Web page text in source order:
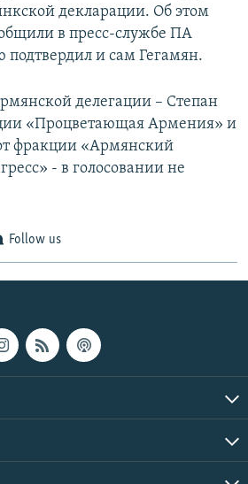
декларации. Об этом
в пресс-службе ПА
и сам Гегамян.
делегации – Степан
«Процветающая Армения» и
фракции «Армянский
- в голосовании не
Follow us